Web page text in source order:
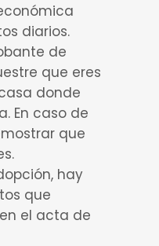
diarios.
de
que eres
donde
En caso de
que
hay
que
el acta de